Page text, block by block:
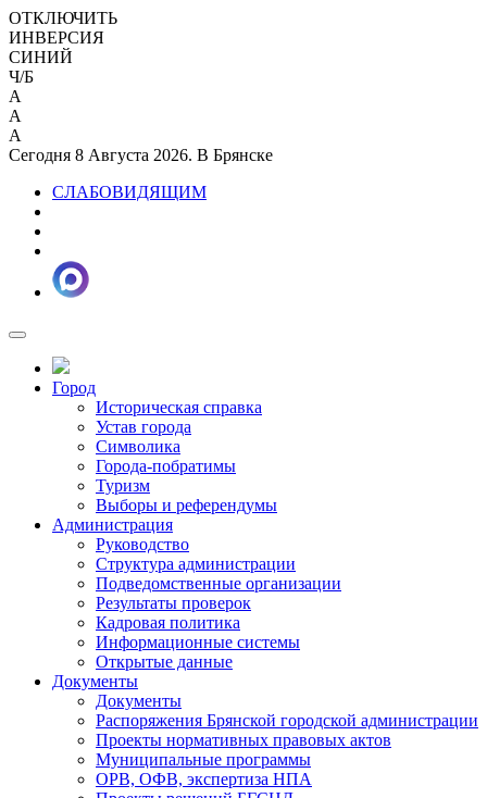
ОТКЛЮЧИТЬ
ИНВЕРСИЯ
СИНИЙ
Ч/Б
A
A
A
Сегодня 8 Августа 2026. В Брянске
СЛАБОВИДЯЩИМ
Город
Историческая справка
Устав города
Символика
Города-побратимы
Туризм
Выборы и референдумы
Администрация
Руководство
Структура администрации
Подведомственные организации
Результаты проверок
Кадровая политика
Информационные системы
Открытые данные
Документы
Документы
Распоряжения Брянской городской администрации
Проекты нормативных правовых актов
Муниципальные программы
ОРВ, ОФВ, экспертиза НПА